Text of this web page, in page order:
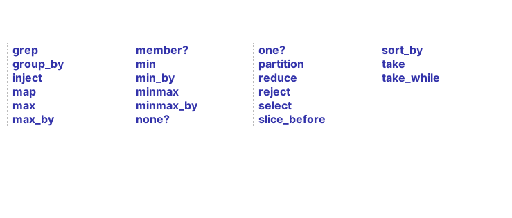
grep
group_by
inject
map
max
max_by
member?
min
min_by
minmax
minmax_by
none?
one?
partition
reduce
reject
select
slice_before
sort_by
take
take_while